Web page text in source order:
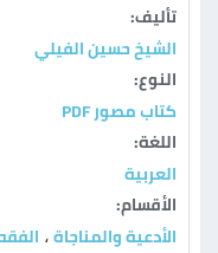
تأليف:
الشيخ حسين الفيلي
النوع:
كتاب مصور PDF
اللغة:
العربية
الأقسام:
الأدعية والمناجاة ،